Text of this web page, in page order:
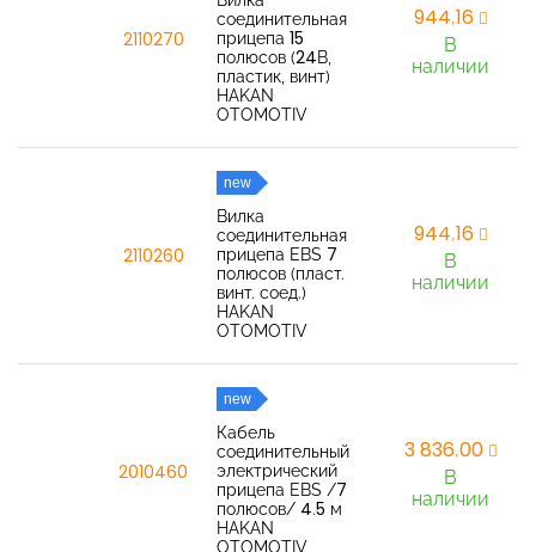
2110270
соединительная
прицепа 15
полюсов (24В,
пластик, винт)
HAKAN
OTOMOTIV
944,16
В
наличии
2110260
new
Вилка
соединительная
прицепа EBS 7
полюсов (пласт.
винт. соед.)
HAKAN
OTOMOTIV
944,16
В
наличии
2010460
new
Кабель
соединительный
электрический
прицепа EBS /7
полюсов/ 4.5 м
HAKAN
OTOMOTIV
3 836,00
В
наличии